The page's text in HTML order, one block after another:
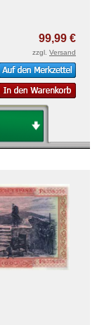
99,99 €
zzgl. Versand